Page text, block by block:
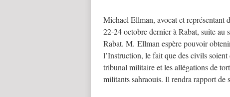
Michael Ellman, avocat et représentant
22-24 octobre dernier à Rabat, suite
Rabat. M. Ellman espère pouvoir
l’Instruction, le fait que des civils soient
tribunal militaire et les allégations de
militants sahraouis. Il rendra rapport de